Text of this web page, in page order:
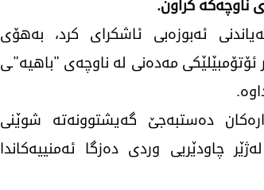
2026، نووسینگەی راگەیاندنی ئەبوزەبی ئاشکرای کرد، بەهۆی
مەدەنی لە ناوچەی "باهیە"ـی
دەستبەجێ گەیشتوونەتە شوێنی
چاودێریی وردی دەزگا ئەمنییەکاندا